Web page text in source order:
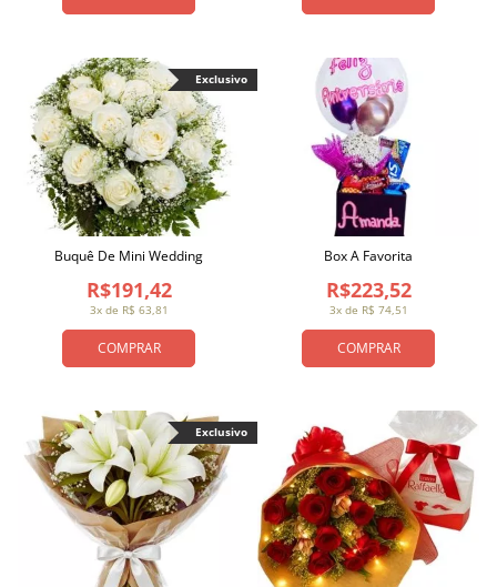
COMPRAR
3x de R$ 63,81
R$191,42
Buquê De Mini Wedding
Exclusivo
COMPRAR
3x de R$ 74,51
R$223,52
Box A Favorita
Exclusivo